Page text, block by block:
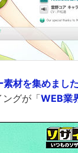
材を集めまし
グが「WEB業